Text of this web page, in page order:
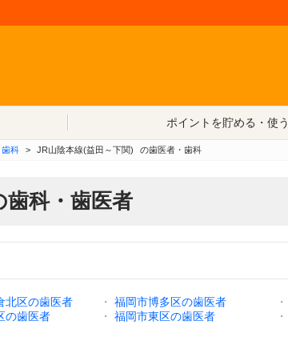
ポイントを貯める・使う
歯科 > JR山陰本線(益田～下関) の歯医者・歯科
歯科・歯医者
北区の歯医者 ・ 福岡市博多区の歯医者 ・
の歯医者 ・ 福岡市東区の歯医者 ・